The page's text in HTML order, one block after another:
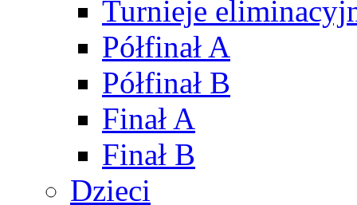
Turnieje
Półfinał A
Półfinał B
Finał A
Finał B
Dzieci